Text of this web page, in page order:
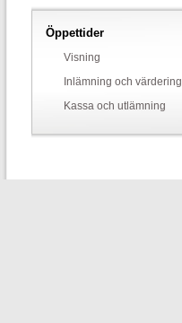
Öppettider
Visning
Inlämning och värdering
Kassa och utlämning